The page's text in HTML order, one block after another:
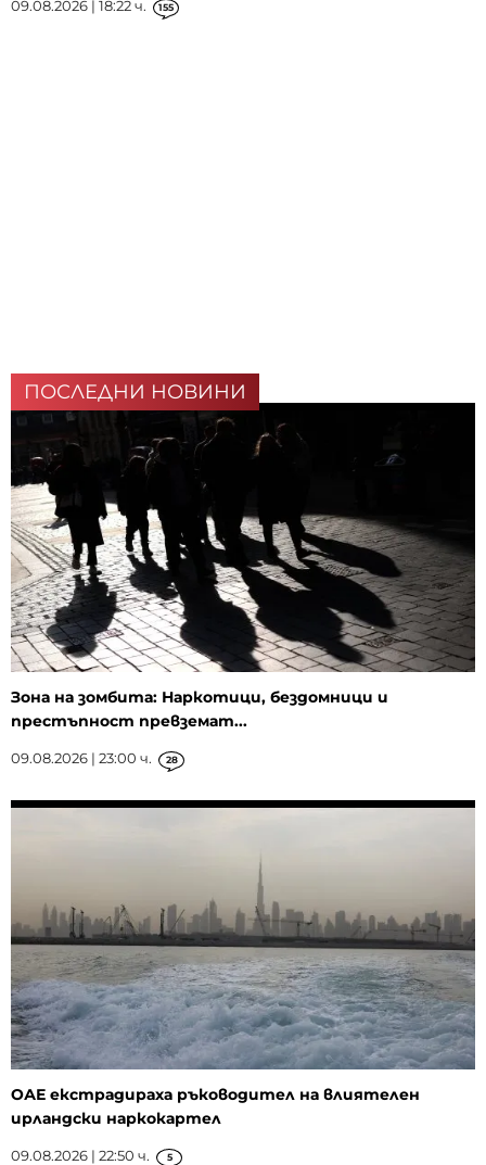
09.08.2026 | 18:22 ч. 155
ПОСЛЕДНИ НОВИНИ
Зона на зомбита: Наркотици, бездомници и
престъпност превземат...
09.08.2026 | 23:00 ч. 28
ОАЕ екстрадираха ръководител на влиятелен
ирландски наркокартел
09.08.2026 | 22:50 ч. 5